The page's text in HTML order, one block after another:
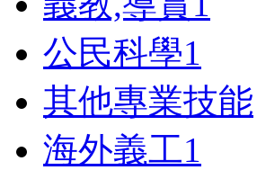
公民科學1
其他專業技能
海外義工1